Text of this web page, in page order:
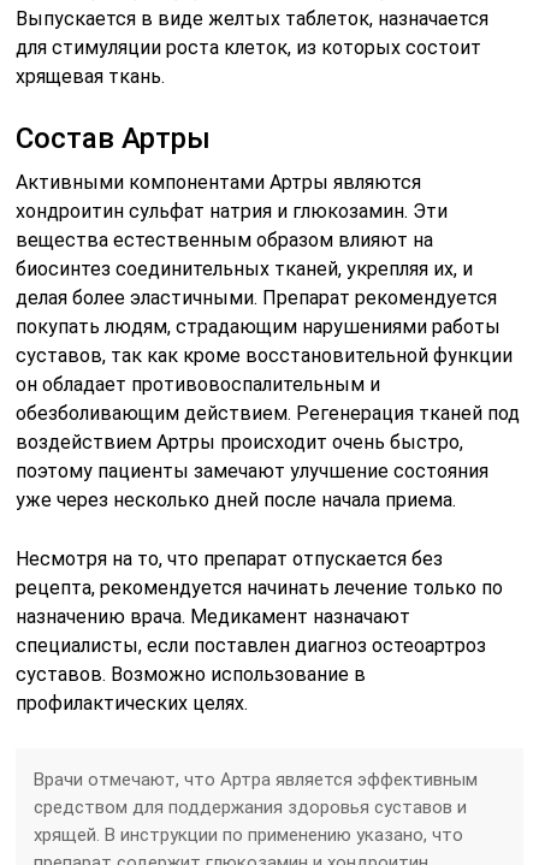
Выпускается в виде желтых таблеток, назначается
для стимуляции роста клеток, из которых состоит
хрящевая ткань.
Состав Артры
Активными компонентами Артры являются
хондроитин сульфат натрия и глюкозамин. Эти
вещества естественным образом влияют на
биосинтез соединительных тканей, укрепляя их, и
делая более эластичными. Препарат рекомендуется
покупать людям, страдающим нарушениями работы
суставов, так как кроме восстановительной функции
он обладает противовоспалительным и
обезболивающим действием. Регенерация тканей под
воздействием Артры происходит очень быстро,
поэтому пациенты замечают улучшение состояния
уже через несколько дней после начала приема.
Несмотря на то, что препарат отпускается без
рецепта, рекомендуется начинать лечение только по
назначению врача. Медикамент назначают
специалисты, если поставлен диагноз остеоартроз
суставов. Возможно использование в
профилактических целях.
Врачи отмечают, что Артра является эффективным
средством для поддержания здоровья суставов и
хрящей. В инструкции по применению указано, что